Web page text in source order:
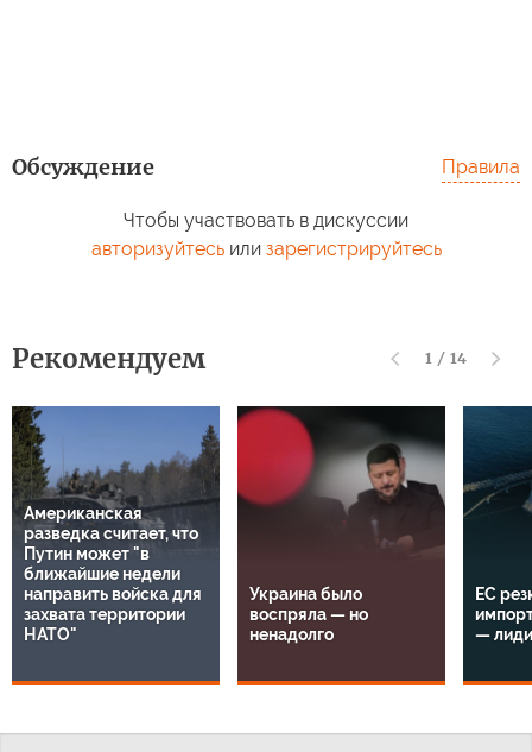
Обсуждение Правила
Чтобы участвовать в дискуссии
авторизуйтесьили зарегистрируйтесь
Рекомендуем 1 / 14
Американская
разведка считает, что
Путин может "в
ближайшие недели
направить войска для
захвата территории
НАТО"
Украина было
воспряла — но
ненадолго
ЕС
—